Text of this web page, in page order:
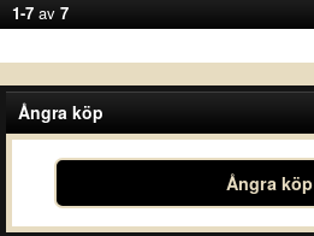
1-7 av 7
Ångra köp
Ångra köp